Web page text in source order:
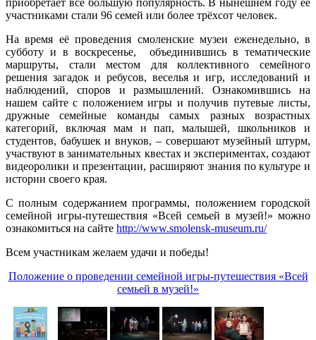
участниками стали 96 семей или более трёхсот человек.
На время её проведения смоленские музеи еженедельно, в
субботу и в воскресенье, объединившись в тематические
маршруты, стали местом для коллективного семейного
решения загадок и ребусов, веселья и игр, исследований и
наблюдений, споров и размышлений. Ознакомившись на
нашем сайте с положением игры и получив путевые листы,
дружные семейные команды самых разных возрастных
категорий, включая мам и пап, малышей, школьников и
студентов, бабушек и внуков, – совершают музейный штурм,
участвуют в занимательных квестах и экспериментах, создают
видеоролики и презентации, расширяют знания по культуре и
истории своего края.
С полным содержанием программы, положением городской
семейной игры-путешествия «Всей семьей в музей!» можно
ознакомиться на сайте http://www.smolensk-museum.ru/
Всем участникам желаем удачи и победы!
Положение о проведении семейной игры-путешествия «Всей
семьей в музей!»